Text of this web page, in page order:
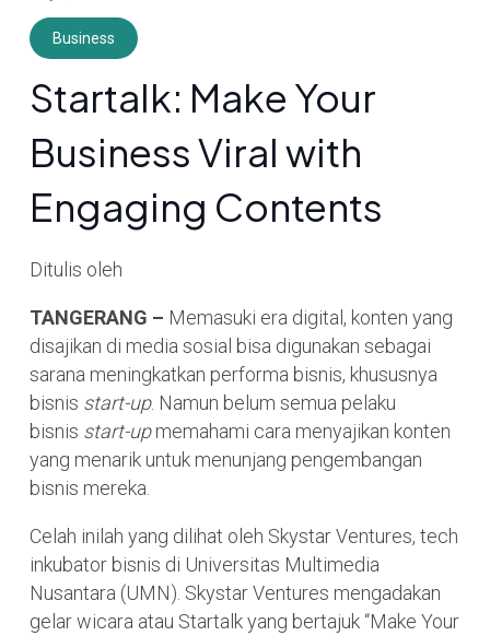
Business
Startalk: Make Your
Business Viral with
Engaging Contents
Ditulis oleh
TANGERANG – Memasuki era digital, konten yang
disajikan di media sosial bisa digunakan sebagai
sarana meningkatkan performa bisnis, khususnya
bisnis start-up. Namun belum semua pelaku
bisnis start-upmemahami cara menyajikan konten
yang menarik untuk menunjang pengembangan
bisnis mereka.
Celah inilah yang dilihat oleh Skystar Ventures, tech
inkubator bisnis di Universitas Multimedia
Nusantara (UMN). Skystar Ventures mengadakan
gelar wicara atau Startalk yang bertajuk “Make Your